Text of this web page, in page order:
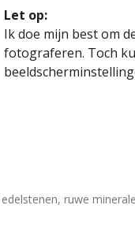
Let op:
Ik doe mijn best om
fotograferen. Toch
ruwe